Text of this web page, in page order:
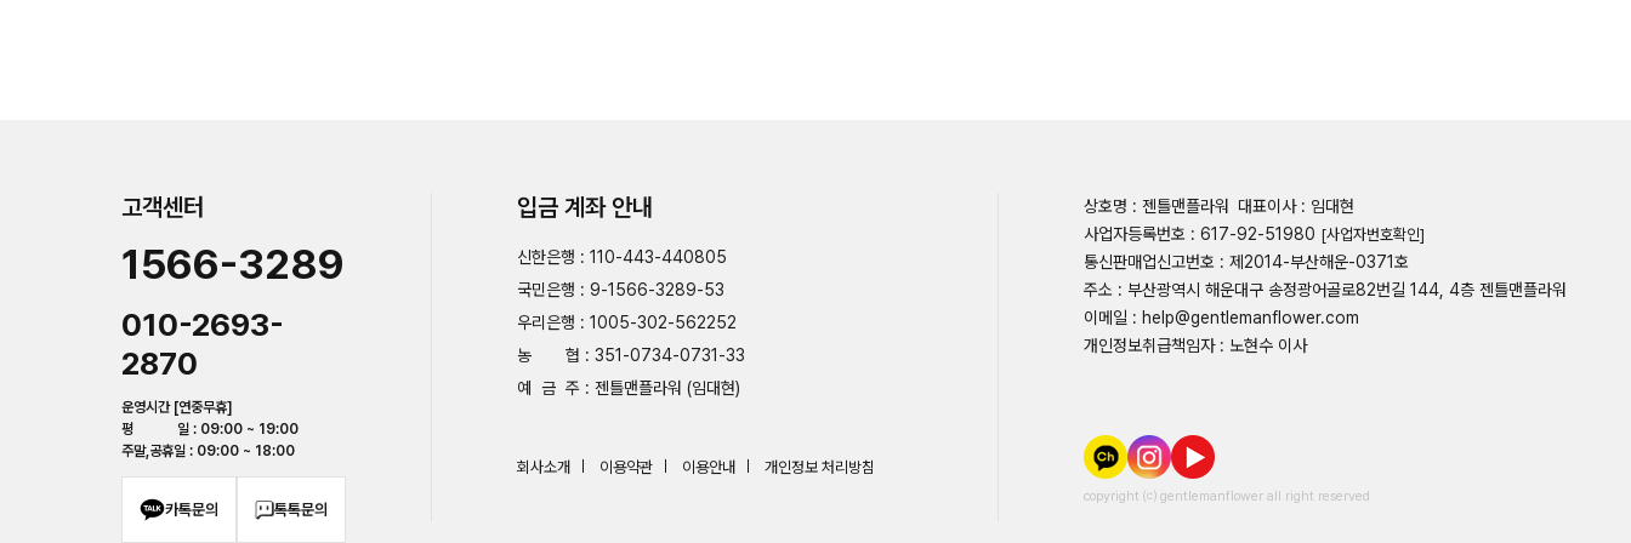
고객센터
1566-3289
010-2693-
2870
운영시간 [연중무휴]
평 일 : 09:00 ~ 19:00
주말,공휴일 : 09:00 ~ 18:00
카톡문의 톡톡문의
입금 계좌 안내
신한은행 : 110-443-440805
국민은행 : 9-1566-3289-53
우리은행 : 1005-302-562252
농 협 : 351-0734-0731-33
예 금 주 : 젠틀맨플라워 (임대현)
회사소개 이용약관 이용안내 개인정보 처리방침
상호명 : 젠틀맨플라워
대표이사 : 임대현
사업자등록번호 : 617-92-51980 [사업자번호확인]
통신판매업신고번호 : 제2014-부산해운-0371호
주소 : 부산광역시 해운대구 송정광어골로82번길 144, 4층 젠틀맨플라워
이메일 : help@gentlemanflower.com
개인정보취급책임자 : 노현수 이사
copyright ⒞ gentlemanflower all right reserved